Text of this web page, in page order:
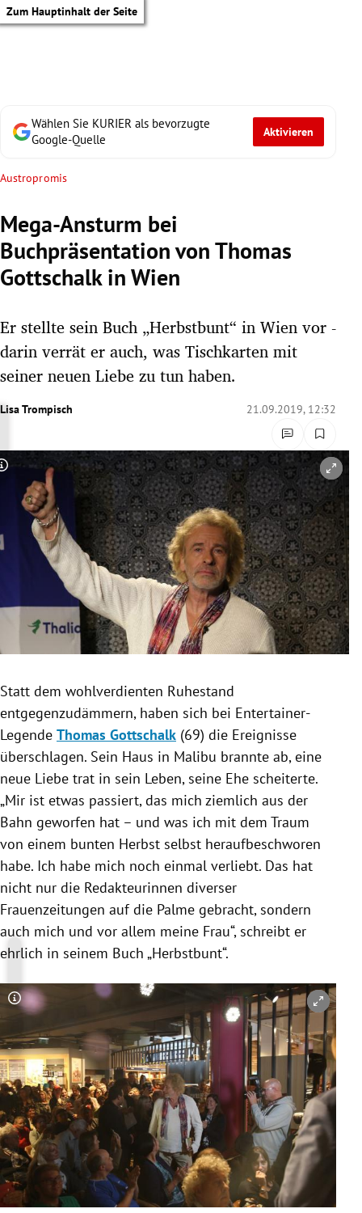
Zum Hauptinhalt der Seite
Untermenü
Untermenü
Untermenü
Untermenü
Untermenü
Untermenü
Untermenü
Untermenü
Untermenü
Wählen Sie KURIER als bevorzugte
Google-Quelle
Aktivieren
Austropromis
Mega-Ansturm bei
Buchpräsentation von Thomas
Gottschalk in Wien
Er stellte sein Buch „Herbstbunt“ in Wien vor -
darin verrät er auch, was Tischkarten mit
seiner neuen Liebe zu tun haben.
Lisa Trompisch 21.09.2019, 12:32
Copyright-Hinweis öffnen/schließen
Statt dem wohlverdienten Ruhestand
entgegenzudämmern, haben sich bei Entertainer-
Legende Thomas Gottschalk (69) die Ereignisse
überschlagen. Sein Haus in Malibu brannte ab, eine
neue Liebe trat in sein Leben, seine Ehe scheiterte.
„Mir ist etwas passiert, das mich ziemlich aus der
Bahn geworfen hat – und was ich mit dem Traum
von einem bunten Herbst selbst heraufbeschworen
habe. Ich habe mich noch einmal verliebt. Das hat
nicht nur die Redakteurinnen diverser
Frauenzeitungen auf die Palme gebracht, sondern
auch mich und vor allem meine Frau“, schreibt er
ehrlich in seinem Buch „Herbstbunt“.
Copyright-Hinweis öffnen/schließen